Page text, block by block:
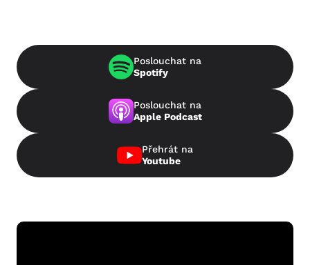
Poslouchat na
Spotify
Poslouchat na
Apple Podcast
Přehrát na
Youtube